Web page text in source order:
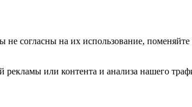
согласны на их использование, поменяйте
рекламы или контента и анализа нашего